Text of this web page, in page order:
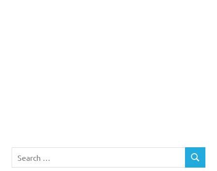
for:
SEARCH